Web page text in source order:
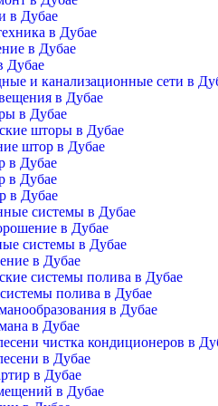
в Дубае
в Дубае
в Дубае
Дубае
и канализационные сети в
в Дубае
в Дубае
шторы в Дубае
штор в Дубае
в Дубае
в Дубае
в Дубае
системы в Дубае
в Дубае
системы в Дубае
в Дубае
системы полива в Дубае
полива в Дубае
в Дубае
в Дубае
чистка кондиционеров в
в Дубае
в Дубае
в Дубае